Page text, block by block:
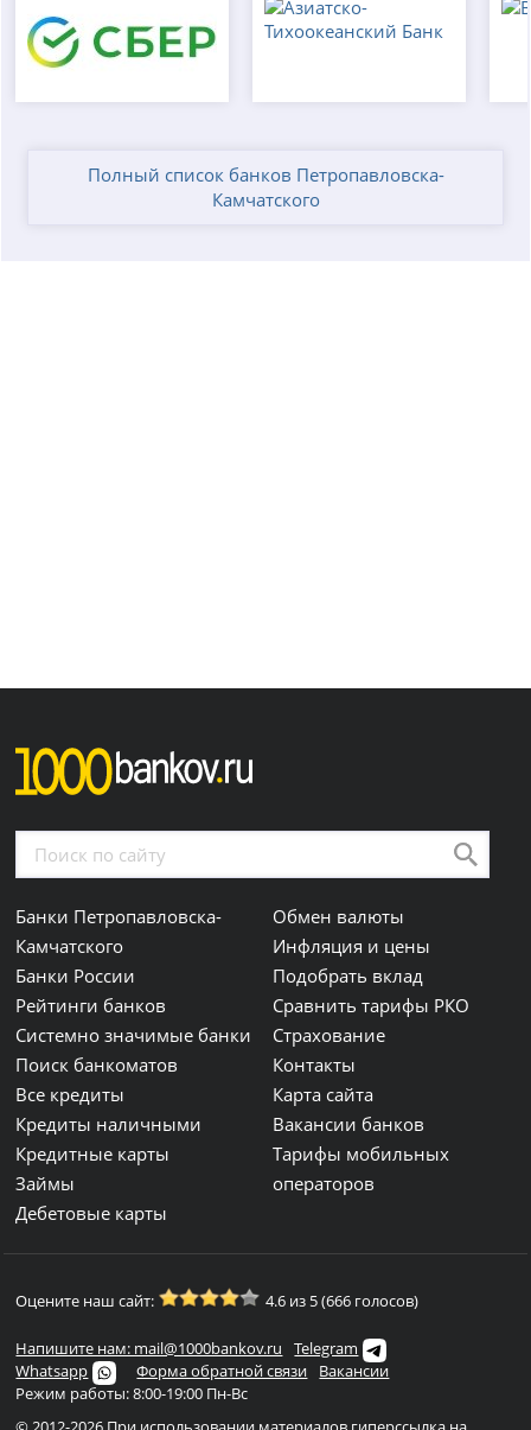
Полный список банков Петропавловска-
Камчатского
Банки Петропавловска-
Камчатского
Банки России
Рейтинги банков
Системно значимые банки
Поиск банкоматов
Все кредиты
Кредиты наличными
Кредитные карты
Займы
Дебетовые карты
Обмен валюты
Инфляция и цены
Подобрать вклад
Сравнить тарифы РКО
Страхование
Контакты
Карта сайта
Вакансии банков
Тарифы мобильных
операторов
Оцените наш сайт: 4.6 из 5 (666 голосов)
Напишите нам: mail@1000bankov.ru
Telegram
Whatsapp
Форма обратной связи
Вакансии
Режим работы: 8:00-19:00 Пн-Вс